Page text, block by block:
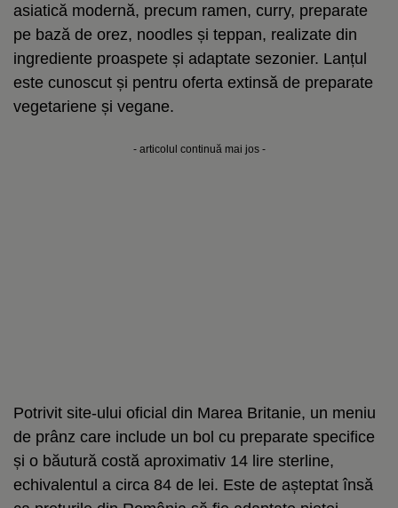
asiatică modernă, precum ramen, curry, preparate
pe bază de orez, noodles și teppan, realizate din
ingrediente proaspete și adaptate sezonier. Lanțul
este cunoscut și pentru oferta extinsă de preparate
vegetariene și vegane.
- articolul continuă mai jos -
Potrivit site-ului oficial din Marea Britanie, un meniu
de prânz care include un bol cu preparate specifice
și o băutură costă aproximativ 14 lire sterline,
echivalentul a circa 84 de lei. Este de așteptat însă